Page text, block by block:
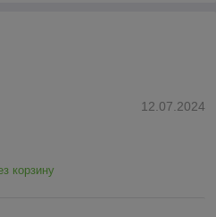
12.07.2024
корзину